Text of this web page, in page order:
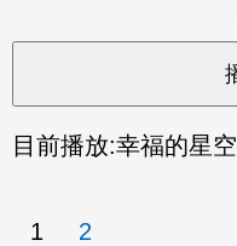
目前播放:幸福的星空
1 2